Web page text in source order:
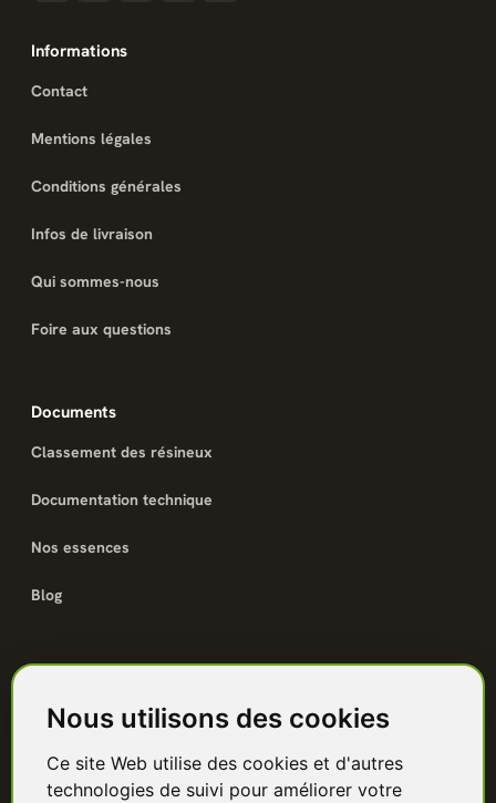
Nous utilisons des cookies
Ce site Web utilise des cookies et d'autres
technologies de suivi pour améliorer votre
Informations
Contact
Mentions légales
Conditions générales
Infos de livraison
Qui sommes-nous
Foire aux questions
Documents
Classement des résineux
Documentation technique
Nos essences
Blog
Terrasse bois
Bardage bois